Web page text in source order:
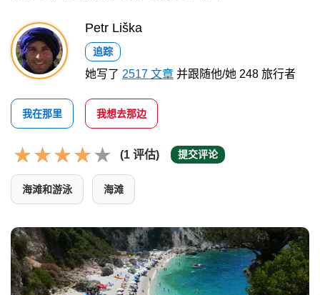
Petr Liška
追踪
她写了 2517 文章 并跟随他/她 248 旅行者
我在那里 我想去那边
(1 评估) 提交评论
海滩和游泳 海滩